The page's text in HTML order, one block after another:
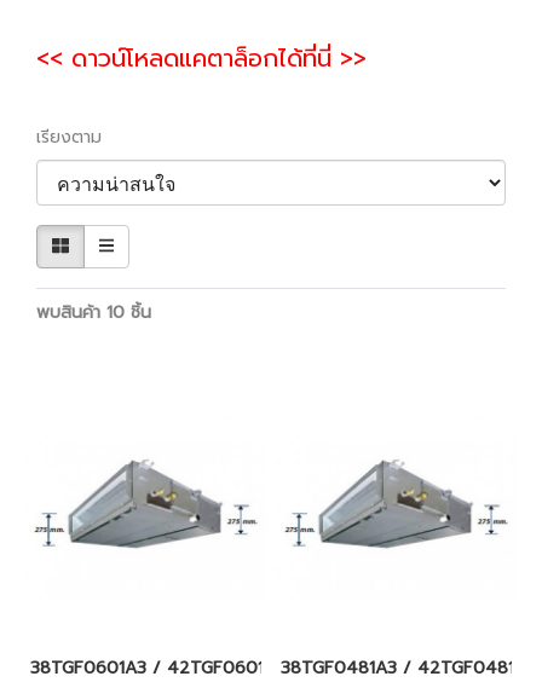
<< ดาวน์โหลดแคตาล็อกได้ที่นี่ >>
เรียงตาม
พบสินค้า 10 ชิ้น
38TGF0601A3 / 42TGF0601BP แอร์แคเรียร์ รุ่นต่อท่อลม/คอยล์
38TGF0481A3 /